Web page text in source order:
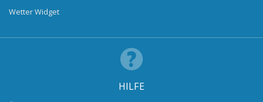
Wetter Widget
HILFE